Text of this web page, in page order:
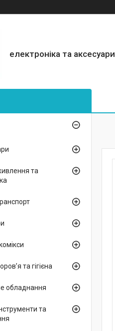
електроніка та аксесуари
та
та гігієна
обладнання
та